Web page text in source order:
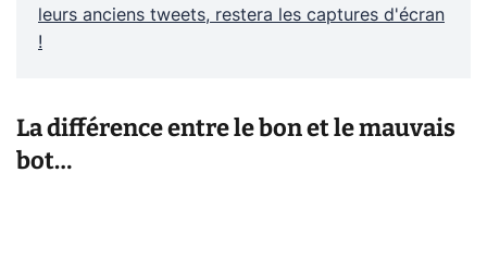
leurs anciens tweets, restera les captures d'écran
!
La différence entre le bon et le mauvais
bot…